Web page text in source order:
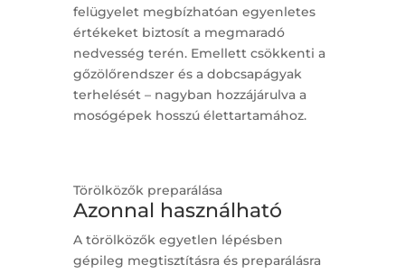
felügyelet megbízhatóan egyenletes
értékeket biztosít a megmaradó
nedvesség terén. Emellett csökkenti a
gőzölőrendszer és a dobcsapágyak
terhelését – nagyban hozzájárulva a
mosógépek hosszú élettartamához.
Törölközők preparálása
Azonnal használható
A törölközők egyetlen lépésben
gépileg megtisztításra és preparálásra